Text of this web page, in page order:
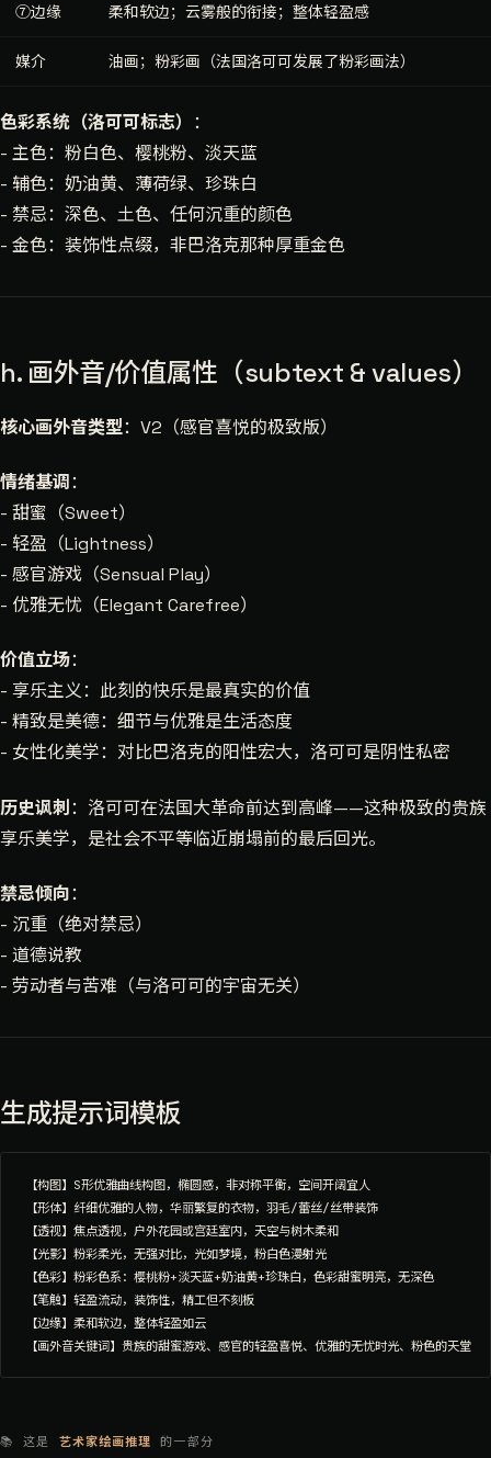
⑦边缘 柔和软边；云雾般的衔接；整体轻盈感
媒介 油画；粉彩画（法国洛可可发展了粉彩画法）
色彩系统（洛可可标志） ：
- 主色：粉白色、樱桃粉、淡天蓝
- 辅色：奶油黄、薄荷绿、珍珠白
- 禁忌：深色、土色、任何沉重的颜色
- 金色：装饰性点缀，非巴洛克那种厚重金色
h. 画外音/价值属性（subtext & values）
核心画外音类型：V2（感官喜悦的极致版）
情绪基调 ：
- 甜蜜（Sweet）
- 轻盈（Lightness）
- 感官游戏（Sensual Play）
- 优雅无忧（Elegant Carefree）
价值立场：
- 享乐主义：此刻的快乐是最真实的价值
- 精致是美德：细节与优雅是生活态度
- 女性化美学：对比巴洛克的阳性宏大，洛可可是阴性私密
历史讽刺：洛可可在法国大革命前达到高峰——这种极致的贵族
享乐美学，是社会不平等临近崩塌前的最后回光。
禁忌倾向：
- 沉重（绝对禁忌）
- 道德说教
- 劳动者与苦难（与洛可可的宇宙无关）
生成提示词模板
【构图】S形优雅曲线构图，椭圆感，非对称平衡，空间开阔宜人
【形体】纤细优雅的人物，华丽繁复的衣物，羽毛/蕾丝/丝带装饰
【透视】焦点透视，户外花园或宫廷室内，天空与树木柔和
【光影】粉彩柔光，无强对比，光如梦境，粉白色漫射光
【色彩】粉彩色系：樱桃粉+淡天蓝+奶油黄+珍珠白，色彩甜蜜明亮，无深色
【笔触】轻盈流动，装饰性，精工但不刻板
【边缘】柔和软边，整体轻盈如云
📚 这是 艺术家绘画推理 的一部分